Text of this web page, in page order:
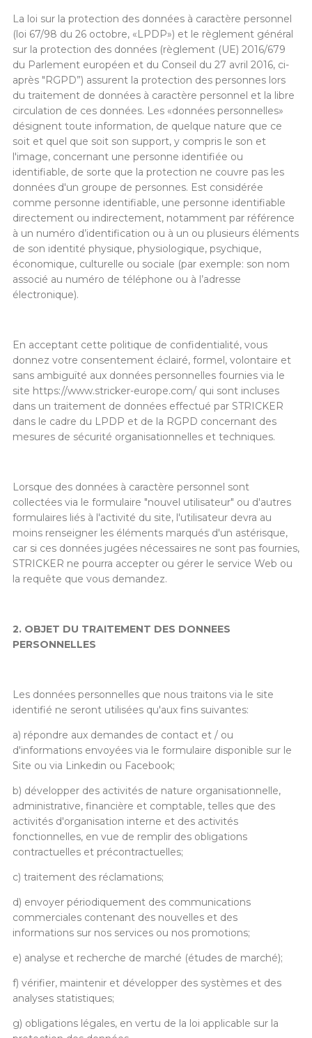
La loi sur la protection des données à caractère personnel
(loi 67/98 du 26 octobre, «LPDP») et le règlement général
sur la protection des données (règlement (UE) 2016/679
du Parlement européen et du Conseil du 27 avril 2016, ci-
après "RGPD”) assurent la protection des personnes lors
du traitement de données à caractère personnel et la libre
circulation de ces données. Les «données personnelles»
désignent toute information, de quelque nature que ce
soit et quel que soit son support, y compris le son et
l'image, concernant une personne identifiée ou
identifiable, de sorte que la protection ne couvre pas les
données d'un groupe de personnes. Est considérée
comme personne identifiable, une personne identifiable
directement ou indirectement, notamment par référence
à un numéro d’identification ou à un ou plusieurs éléments
de son identité physique, physiologique, psychique,
économique, culturelle ou sociale (par exemple: son nom
associé au numéro de téléphone ou à l’adresse
électronique).
En acceptant cette politique de confidentialité, vous
donnez votre consentement éclairé, formel, volontaire et
sans ambiguïté aux données personnelles fournies via le
site https://www.stricker-europe.com/ qui sont incluses
dans un traitement de données effectué par STRICKER
dans le cadre du LPDP et de la RGPD concernant des
mesures de sécurité organisationnelles et techniques.
Lorsque des données à caractère personnel sont
collectées via le formulaire "nouvel utilisateur" ou d'autres
formulaires liés à l'activité du site, l'utilisateur devra au
moins renseigner les éléments marqués d'un astérisque,
car si ces données jugées nécessaires ne sont pas fournies,
STRICKER ne pourra accepter ou gérer le service Web ou
la requête que vous demandez.
2. OBJET DU TRAITEMENT DES DONNEES
PERSONNELLES
Les données personnelles que nous traitons via le site
identifié ne seront utilisées qu'aux fins suivantes:
a) répondre aux demandes de contact et / ou
d'informations envoyées via le formulaire disponible sur le
Site ou via Linkedin ou Facebook;
b) développer des activités de nature organisationnelle,
administrative, financière et comptable, telles que des
activités d'organisation interne et des activités
fonctionnelles, en vue de remplir des obligations
contractuelles et précontractuelles;
c) traitement des réclamations;
d) envoyer périodiquement des communications
commerciales contenant des nouvelles et des
informations sur nos services ou nos promotions;
e) analyse et recherche de marché (études de marché);
f) vérifier, maintenir et développer des systèmes et des
analyses statistiques;
g) obligations légales, en vertu de la loi applicable sur la